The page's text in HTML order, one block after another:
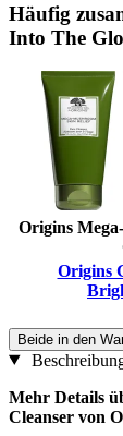
Häufig
Into The
Origins
Origins
Beide in den
Mehr Details
Cleanser von